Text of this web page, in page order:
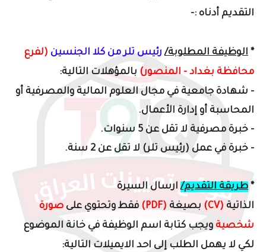
التقديم أدناه :-
* الوظيفة المطلوبة/ رئيس تلر من كلا الجنسين (لفرع
محافظة بغداد - المنصور) بالمؤهلات التالية:
- شهادة جامعية في مجال العلوم المالية والمصرفية أو
المحاسبة أو إدارة الأعمال.
- خبرة مصرفية لا تقل عن 5 سنوات.
- خبرة في عمل (رئيس تلر) لا تقل عن 2 سنة.
* طريقة التقديم/ارسال السيرة
الذاتية (CV) بصيغة (PDF) فقط وتحتوي على صورة
شخصية ويجب كتابة اسم الوظيفة في خانة الموضوع
لكي لا يهمل الطلب إلى احد الايميلات التالية: